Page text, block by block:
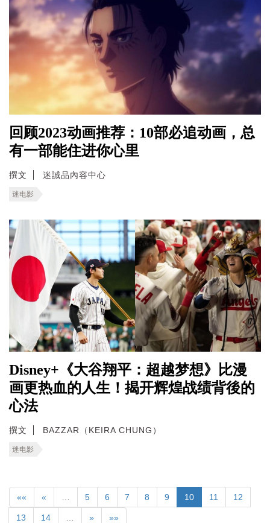
回顾2023动画推荐：10部必追动画，总
有一部能住进你心里
撰文 迷誠品內容中心
迷电影
Disney+《大谷翔平：超越梦想》比漫
画更热血的人生！揭开辉煌战绩背後的
心法
撰文 BAZZAR（KEIRA CHUNG）
迷电影
«« « 5 6 7 8 9 10 11 12
13 14 » »»